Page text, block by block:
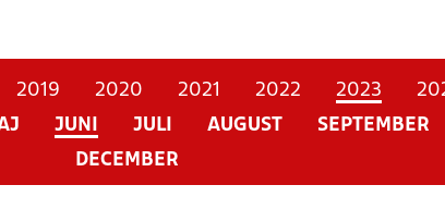
2019 2020 2021 2022 2023
JUNI JULI AUGUST SEPTEMBER
DECEMBER